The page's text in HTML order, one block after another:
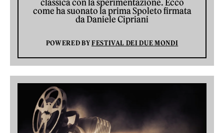
classica con la sperimentazione. Ecco
come ha suonato la prima Spoleto firmata
da Daniele Cipriani
POWERED BYFESTIVAL DEI DUE MONDI